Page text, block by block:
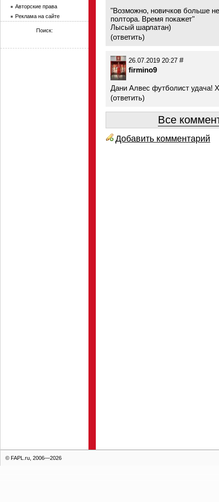
"Возможно, новичков больше
полтора. Время покажет"
Лысый шарлатан)
(ответить)
26.07.2019 20:27 #
firmino9
Дани Алвес футболист удача!
(ответить)
Все
Добавить комментарий
Авторские права
Реклама на сайте
Поиск:
© FAPL.ru, 2006—2026